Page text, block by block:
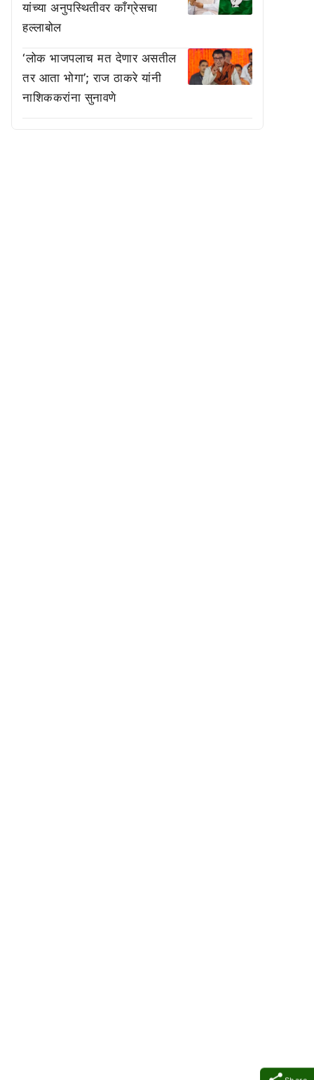
यांच्या अनुपस्थितीवर काँग्रेसचा
हल्लाबोल
‘लोक भाजपलाच मत देणार असतील
तर आता भोगा’; राज ठाकरे यांनी
नाशिककरांना सुनावणे